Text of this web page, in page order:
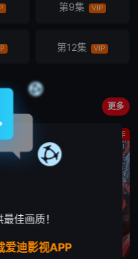
第9集 VIP
第12集 VIP
更多
剧情
完结
动作
佳画质！
爱迪影视APP